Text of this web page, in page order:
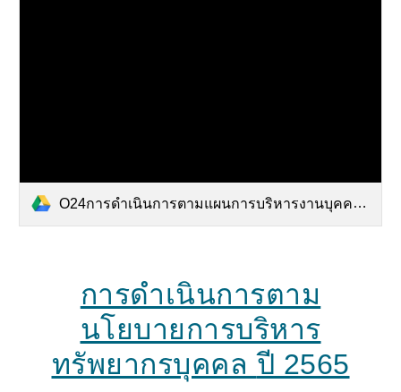
O24การดำเนินการตามแผนการบริหารงานบุคคล.pdf
การดำเนินการตาม
นโยบายการบริหาร
ทรัพยากรบุคคลปี 2565